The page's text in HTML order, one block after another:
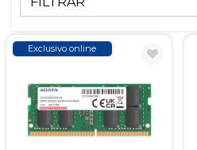
Exclusivo online